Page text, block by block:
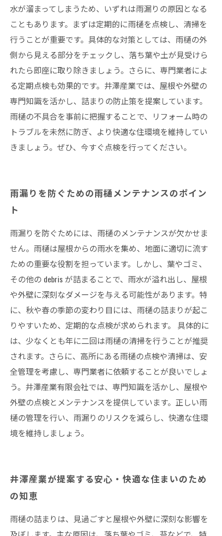
水が溜まってしまうため、いずれは雨漏りの原因となる
こともあります。まずは定期的に雨樋を点検し、清掃を
行うことが重要です。具体的な対策としては、雨樋の外
側から見える部分をチェックし、落ち葉や土が見受けら
れたら即座に取り除きましょう。さらに、専門業者によ
る定期点検も効果的です。井澤産業では、屋根や外壁の
専門知識を活かし、詰まりの防止策を提案しています。
雨樋の不具合を事前に把握することで、リフォーム時の
トラブルを未然に防ぎ、より快適な住環境を維持してい
きましょう。ぜひ、今すぐ点検を行ってください。
雨漏りを防ぐための雨樋メンテナンスのポイン
ト
雨漏りを防ぐためには、雨樋のメンテナンスが欠かせま
せん。雨樋は屋根からの雨水を集め、地面に適切に流す
ための重要な役割を担っています。しかし、葉やゴミ、
その他の debris が詰まることで、雨水が溢れ出し、屋根
や外壁に深刻なダメージを与える可能性があります。特
に、秋や春の季節の変わり目には、雨樋の詰まりが起こ
りやすいため、定期的な点検が求められます。 具体的に
は、少なくとも年に二回は雨樋の清掃を行うことが推奨
されます。さらに、高所にある雨樋の点検や清掃は、安
全管理を考慮し、専門業者に依頼することが良いでしょ
う。井澤産業有限会社では、専門知識を活かし、屋根や
外壁の点検とメンテナンスを提供しています。正しい雨
樋の管理を行い、雨漏りのリスクを減らし、快適な住環
境を維持しましょう。
井澤産業が提案する安心・快適な住まいのため
の知恵
雨樋の詰まりは、見過ごすと屋根や外壁に深刻な影響を